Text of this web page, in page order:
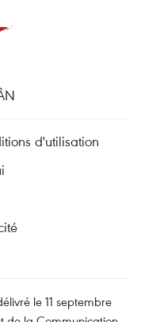
d'utilisation
le 11 septembre